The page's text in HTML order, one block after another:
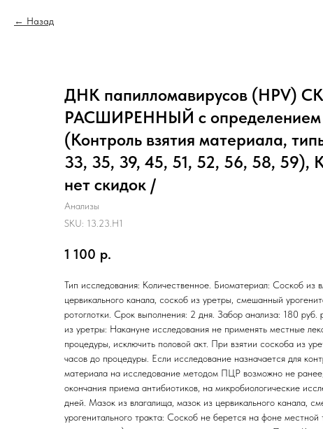
Назад
ДНК папилломавирусов (HPV)
РАСШИРЕННЫЙ с определением
(Контроль взятия материала,
33, 35, 39, 45, 51, 52, 56, 58, 59),
нет скидок /
Анализы
SKU: 13.23.H1
1 100 р.
Тип исследования: Количественное. Биоматериал: Соскоб из
цервикального канала, соскоб из уретры, смешанный
ротоглотки. Срок выполнения: 2 дня. Забор анализа: 180 руб.
из уретры: Накануне исследования не применять местные
процедуры, исключить половой акт. При взятии соскоба из
часов до процедуры. Если исследование назначается для
материала на исследование методом ПЦР возможно не
окончания приема антибиотиков, на микробиологические
дней. Мазок из влагалища, мазок из цервикального канала,
урогенитального тракта: Соскоб не берется на фоне местной